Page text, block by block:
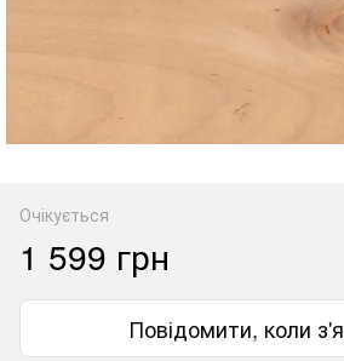
Очікується
1 599 грн
Повідомити, коли